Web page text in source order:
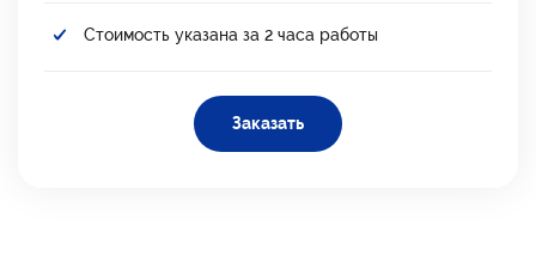
Стоимость указана за 2 часа работы
Заказать